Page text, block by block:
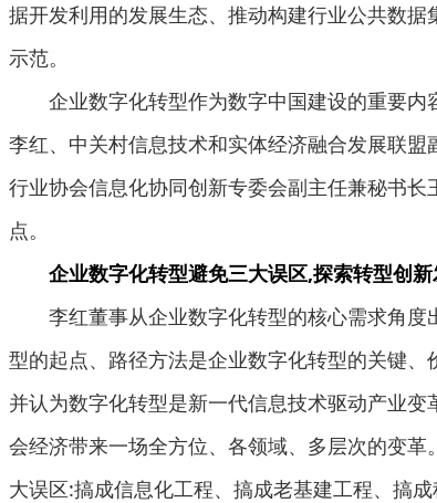
据开发利用的发展生态、推动构建行业公共数
示范。
企业数字化转型作为数字中国建设的重要内
李红、中关村信息技术和实体经济融合发展联
行业协会信息化协同创新专委会副主任兼秘书
点。
企业数字化转型避免三大误区,探索转型创
李红董事从企业数字化转型的核心需求角度
型的起点、路径方法是企业数字化转型的关键
并认为数字化转型是新一代信息技术驱动产业
会经济带来一场全方位、各领域、多层次的变
大误区:搞成信息化工程、搞成老基建工程、搞